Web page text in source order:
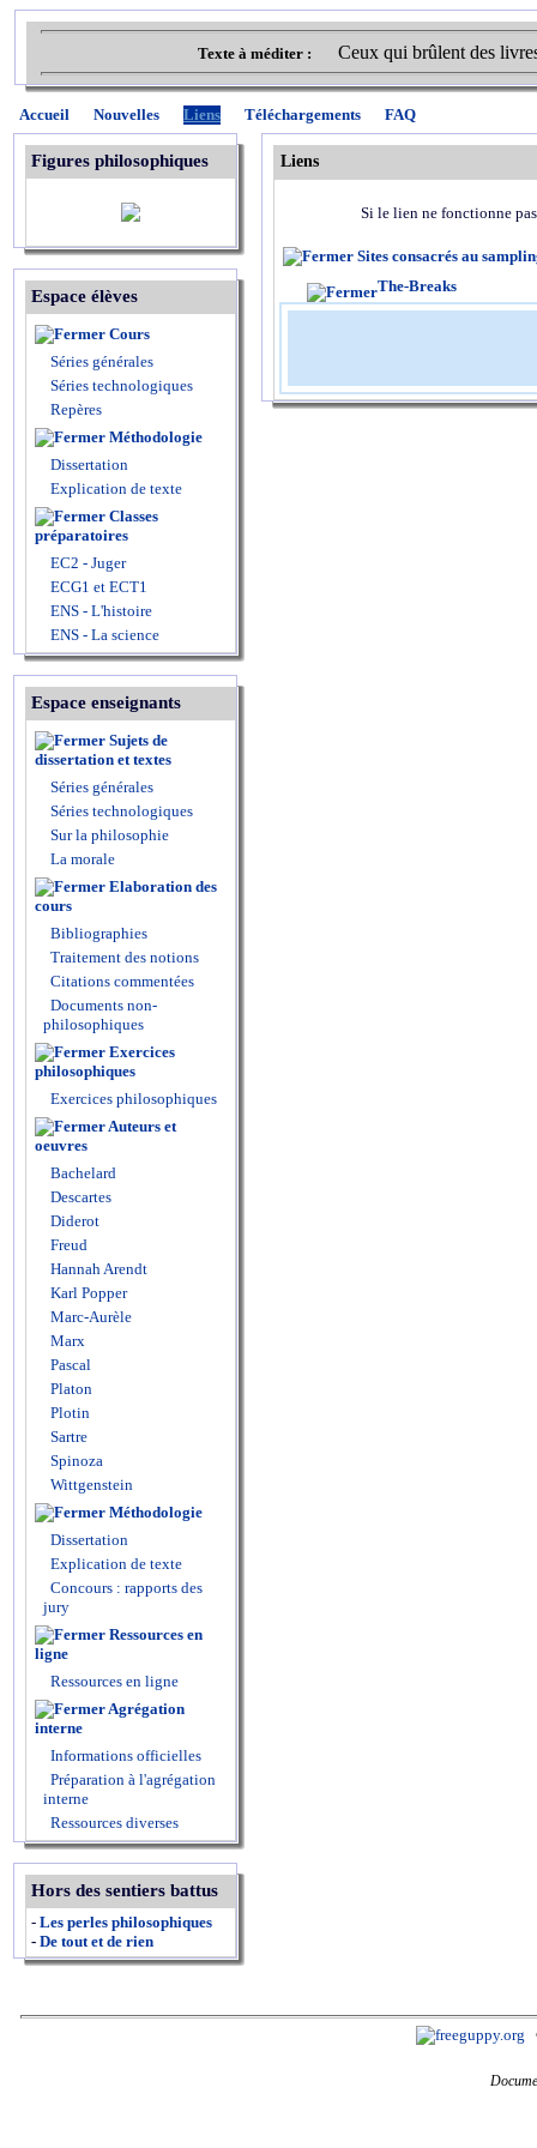
Texte à méditer : Ceux qui brûlent des
Accueil Nouvelles Liens Téléchargements FAQ
Figures philosophiques
Espace élèves
Cours
Séries générales
Séries technologiques
Repères
Méthodologie
Dissertation
Explication de texte
Classes
préparatoires
EC2 - Juger
ECG1 et ECT1
ENS - L'histoire
ENS - La science
Espace enseignants
Sujets de
dissertation et textes
Séries générales
Séries technologiques
Sur la philosophie
La morale
Elaboration des
cours
Bibliographies
Traitement des notions
Citations commentées
Documents non-
philosophiques
Exercices
philosophiques
Exercices philosophiques
Auteurs et
oeuvres
Bachelard
Descartes
Diderot
Freud
Hannah Arendt
Karl Popper
Marc-Aurèle
Marx
Pascal
Platon
Plotin
Sartre
Spinoza
Wittgenstein
Méthodologie
Dissertation
Explication de texte
Concours : rapports des
jury
Ressources en
ligne
Ressources en ligne
Agrégation
interne
Informations officielles
Préparation à l'agrégation
interne
Ressources diverses
Hors des sentiers battus
- Les perles philosophiques
- De tout et de rien
Liens
Si le lien ne fonctionne
Sites consacrés au
The-Breaks